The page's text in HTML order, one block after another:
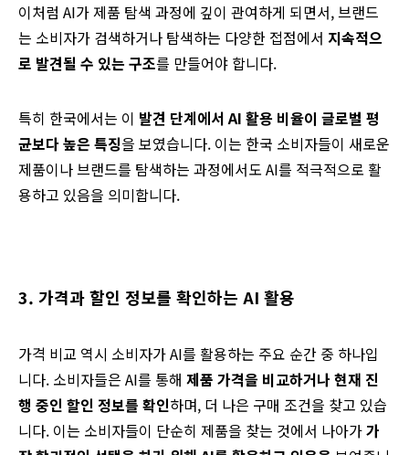
이처럼 AI가 제품 탐색 과정에 깊이 관여하게 되면서, 브랜드
는 소비자가 검색하거나 탐색하는 다양한 접점에서 지속적으
로 발견될 수 있는 구조를 만들어야 합니다.
특히 한국에서는 이 발견 단계에서 AI 활용 비율이 글로벌 평
균보다 높은 특징을 보였습니다. 이는 한국 소비자들이 새로운
제품이나 브랜드를 탐색하는 과정에서도 AI를 적극적으로 활
용하고 있음을 의미합니다.
3. 가격과 할인 정보를 확인하는 AI 활용
가격 비교 역시 소비자가 AI를 활용하는 주요 순간 중 하나입
니다. 소비자들은 AI를 통해 제품 가격을 비교하거나 현재 진
행 중인 할인 정보를 확인하며, 더 나은 구매 조건을 찾고 있습
니다. 이는 소비자들이 단순히 제품을 찾는 것에서 나아가가